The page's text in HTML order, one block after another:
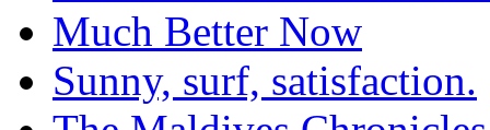
Much Better Now
Sunny, surf, satisfaction.